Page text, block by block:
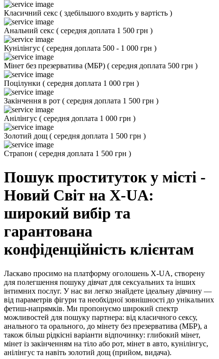
Класичний секс ( здебільшого входить у вартість )
Анальний секс ( середня доплата 1 500 грн )
Кунілінгус ( середня доплата 500 - 1 000 грн )
Мінет без презерватива (МБР) ( середня доплата 500 грн )
Поцілунки ( середня доплата 1 000 грн )
Закінчення в рот ( середня доплата 1 500 грн )
Анілінгус ( середня доплата 1 000 грн )
Золотий дощ ( середня доплата 1 500 грн )
Страпон ( середня доплата 1 500 грн )
Пошук проституток у місті -
Новий Світ на X-UA:
широкий вибір та
гарантована
конфіденційність клієнтам
Ласкаво просимо на платформу оголошень X-UA, створену
для полегшення пошуку дівчат для сексуальних та інших
інтимних послуг. У нас ви легко знайдете ідеальну дівчину —
від параметрів фігури та необхідної зовнішності до унікальних
фетиш-напрямків. Ми пропонуємо широкий спектр
можливостей для пошуку партнера: від класичного сексу,
анального та орального, до мінету без презерватива (МБР), а
також більш рідкісні варіанти відпочинку: глибокий мінет,
мінет із закінченням на тіло або рот, мінет в авто, кунілінгус,
анілінгус та навіть золотий дощ (прийом, видача).